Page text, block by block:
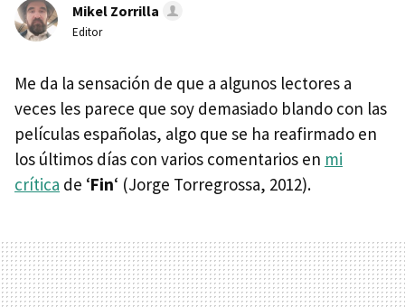
Mikel Zorrilla
Editor
Me da la sensación de que a algunos lectores a
veces les parece que soy demasiado blando con las
películas españolas, algo que se ha reafirmado en
los últimos días con varios comentarios en mi
crítica de ‘Fin‘ (Jorge Torregrossa, 2012).